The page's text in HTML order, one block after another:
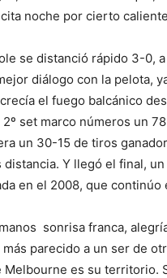
noche por cierto
se distanció rápido 3-0,
diálogo con la pelota,
el fuego balcánico
2º set marco números un
un 30-15 de tiros
distancia. Y llegó el final,
en el 2008, que continúo
sonrisa franca,
parecido a un ser de
Melbourne es su territorio.